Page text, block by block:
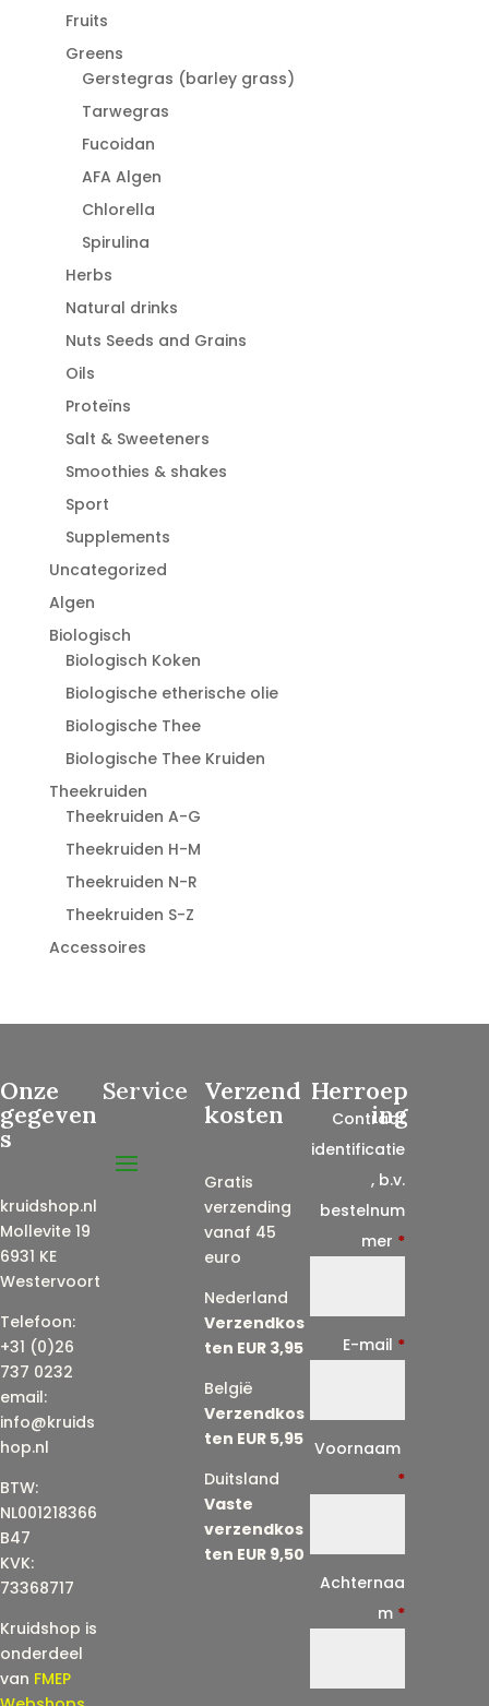
Fruits
Greens
Gerstegras (barley grass)
Tarwegras
Fucoidan
AFA Algen
Chlorella
Spirulina
Herbs
Natural drinks
Nuts Seeds and Grains
Oils
Proteïns
Salt & Sweeteners
Smoothies & shakes
Sport
Supplements
Uncategorized
Algen
Biologisch
Biologisch Koken
Biologische etherische olie
Biologische Thee
Biologische Thee Kruiden
Theekruiden
Theekruiden A-G
Theekruiden H-M
Theekruiden N-R
Theekruiden S-Z
Accessoires
Onze
gegeven
s
kruidshop.nl
Mollevite 19
6931 KE
Westervoort
Telefoon:
+31 (0)26
737 0232
email:
info@kruids
hop.nl
BTW:
NL001218366
B47
KVK:
73368717
Kruidshop is
onderdeel
van FMEP
Service Verzend
kosten
Gratis
verzending
vanaf 45
euro
Nederland
Verzendkos
ten EUR 3,95
België
Verzendkos
ten EUR 5,95
Duitsland
Vaste
verzendkos
ten EUR 9,50
Herroep
ing
Contract
identificatie
, b.v.
bestelnum
mer *
E-mail *
Voornaam
*
Achternaa
m *